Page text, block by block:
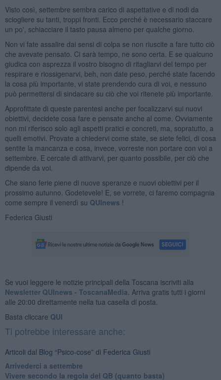
Visto così, settembre sembra carico di aspettative e di nodi da
sciogliere su tanti, troppi fronti. Ecco perché è necessario staccare
un po', schiacciare il tasto pausa almeno per qualche giorno.
Non vi fate assalire dai sensi di colpa se non riuscite a fare tutto ciò
che avevate pensato. Ci sarà tempo, ne sono certa. E se qualcuno
giudica con asprezza il vostro bisogno di ritagliarvi del tempo per
respirare e riossigenarvi, beh, non date peso, perché state facendo
la cosa più importante, vi state prendendo cura di voi, e nessuno
può permettersi di sindacare su ciò che voi ritenete più importante.
Approfittate di queste parentesi anche per focalizzarvi sui nuovi
obiettivi, decidete cosa fare e pensate anche al come. Ovviamente
non mi riferisco solo agli aspetti pratici e concreti, ma, sopratutto, a
quelli emotivi. Provate a chiedervi come state, se siete felici, di cosa
sentite la mancanza e cosa, invece, vorreste non portare con voi a
settembre. E cercate di attivarvi, per quanto possibile, per ciò che
dipende da voi.
Che siano ferie piene di nuove speranze e nuovi obiettivi per il
prossimo autunno. Godetevele! E, se vorrete, ci faremo compagnia
come sempre il venerdì su QUInews !
Federica Giusti
Se vuoi leggere le notizie principali della Toscana iscriviti alla
Newsletter QUInews - ToscanaMedia. Arriva gratis tutti i giorni
alle 20:00 direttamente nella tua casella di posta.
Basta cliccare QUI
Ti potrebbe interessare anche:
Articoli dal Blog “Psico-cose” di Federica Giusti
​Arrivederci a settembre
​Vivere secondo la regola del QB (quanto basta)